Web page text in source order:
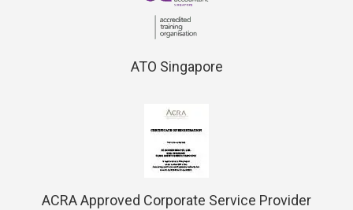
ATO Singapore
ACRA Approved Corporate Service Provider